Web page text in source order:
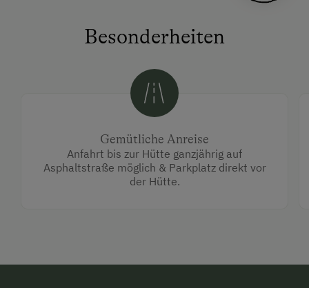
Besonderheiten
Gemütliche Anreise
Anfahrt bis zur Hütte ganzjährig auf
Asphaltstraße möglich & Parkplatz direkt vor
der Hütte.